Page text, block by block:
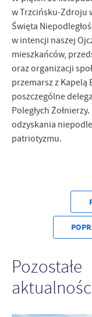
w Trzcińsku-Zdroju
Święta
w intencji naszej
mieszkańców,
oraz organizacji
przemarsz z Kapelą
poszczególne
Poległych
odzyskania
patriotyzmu.
Pozostałe
Firmy te działają w
treści w postaci
społecznościowych.